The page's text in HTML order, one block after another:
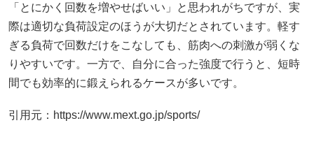
「とにかく回数を増やせばいい」と思われがちですが、実
際は適切な負荷設定のほうが大切だとされています。軽す
ぎる負荷で回数だけをこなしても、筋肉への刺激が弱くな
りやすいです。一方で、自分に合った強度で行うと、短時
間でも効率的に鍛えられるケースが多いです。
引用元：https://www.mext.go.jp/sports/